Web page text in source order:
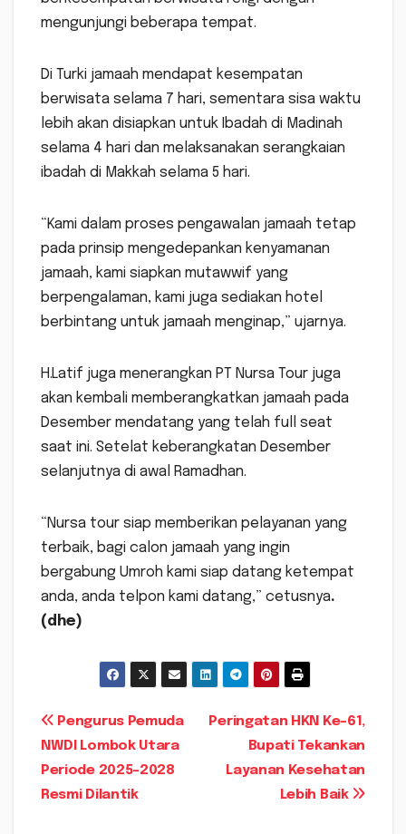
mengunjungi beberapa tempat.
Di Turki jamaah mendapat kesempatan
berwisata selama 7 hari, sementara sisa waktu
lebih akan disiapkan untuk Ibadah di Madinah
selama 4 hari dan melaksanakan serangkaian
ibadah di Makkah selama 5 hari.
“Kami dalam proses pengawalan jamaah tetap
pada prinsip mengedepankan kenyamanan
jamaah, kami siapkan mutawwif yang
berpengalaman, kami juga sediakan hotel
berbintang untuk jamaah menginap,” ujarnya.
H.Latif juga menerangkan PT Nursa Tour juga
akan kembali memberangkatkan jamaah pada
Desember mendatang yang telah full seat
saat ini. Setelat keberangkatan Desember
selanjutnya di awal Ramadhan.
“Nursa tour siap memberikan pelayanan yang
terbaik, bagi calon jamaah yang ingin
bergabung Umroh kami siap datang ketempat
anda, anda telpon kami datang,” cetusnya.
(dhe)
Navigasi
pos
Peringatan HKN Ke-61,
Bupati Tekankan
Layanan Kesehatan
Lebih Baik
Pengurus Pemuda
NWDI Lombok Utara
Periode 2025-2028
Resmi Dilantik